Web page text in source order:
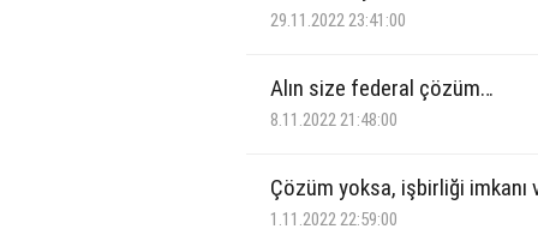
29.11.2022 23:41:00
Alın size federal çözüm…
8.11.2022 21:48:00
Çözüm yoksa, işbirliği imkanı
1.11.2022 22:59:00